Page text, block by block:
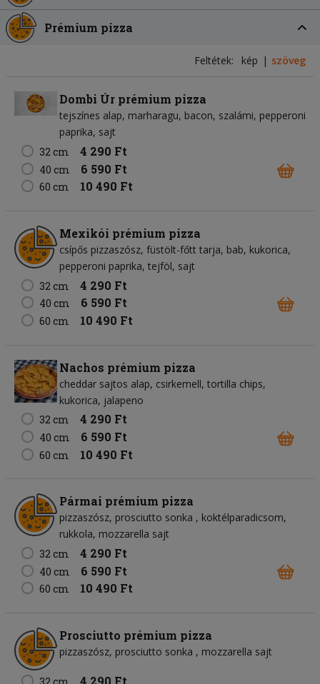
Prémium pizza
Feltétek: kép szöveg
Dombi Úr prémium pizza
tejszínes alap marharagu bacon szalámi pepperoni
paprika sajt
32 cm
4 290 Ft
40 cm 6 590 Ft
60 cm 10 490 Ft
Mexikói prémium pizza
csípős pizzaszósz füstölt-főtt tarja bab kukorica
pepperoni paprika tejföl sajt
32 cm
4 290 Ft
40 cm 6 590 Ft
60 cm 10 490 Ft
Nachos prémium pizza
cheddar sajtos alap csirkemell tortilla chips
kukorica jalapeno
32 cm
4 290 Ft
40 cm 6 590 Ft
60 cm 10 490 Ft
Pármai prémium pizza
pizzaszósz prosciutto sonka
koktélparadicsom
rukkola mozzarella sajt
32 cm
4 290 Ft
40 cm 6 590 Ft
60 cm 10 490 Ft
Prosciutto prémium pizza
pizzaszósz prosciutto sonka mozzarella sajt